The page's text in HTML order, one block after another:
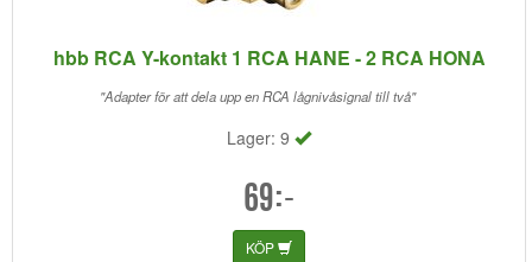
hbb RCA Y-kontakt 1 RCA HANE - 2 RCA HONA
"Adapter för att dela upp en RCA lågnivåsignal till två"
Lager: 9
69:-
KÖP